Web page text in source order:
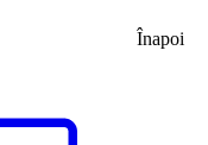
Înapoi